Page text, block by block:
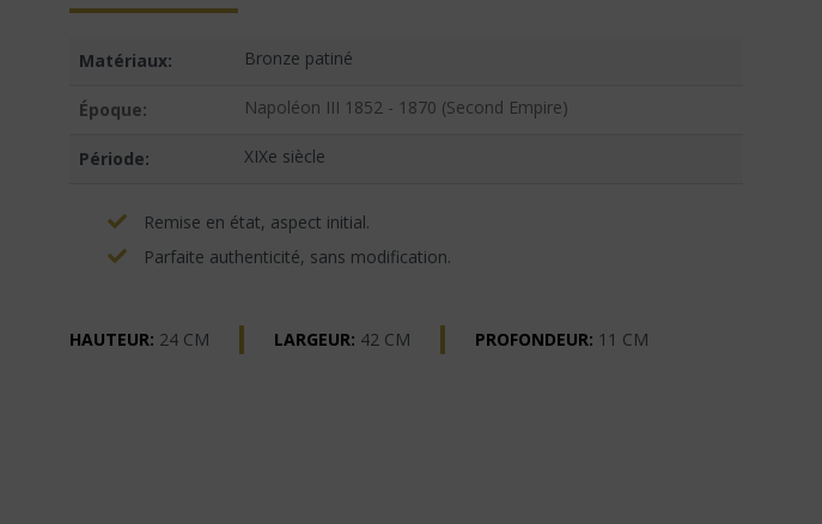
Matériaux: Bronze patiné
Époque: Napoléon III 1852 - 1870 (Second Empire)
Période: XIXe siècle
Remise en état, aspect initial.
Parfaite authenticité, sans modification.
HAUTEUR: 24 CM LARGEUR: 42 CM PROFONDEUR: 11 CM